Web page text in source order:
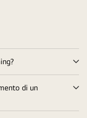
di un